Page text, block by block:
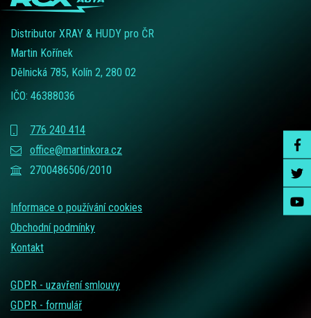
Distributor XRAY & HUDY pro ČR
Martin Kořínek
Dělnická 785, Kolín 2, 280 02
IČO: 46388036
776 240 414
office@martinkora.cz
2700486506/2010
Informace o používání cookies
Obchodní podmínky
Kontakt
GDPR - uzavření smlouvy
GDPR - formulář